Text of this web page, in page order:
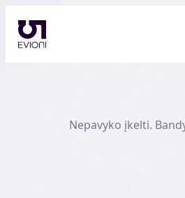
Nepavyko įkelti.